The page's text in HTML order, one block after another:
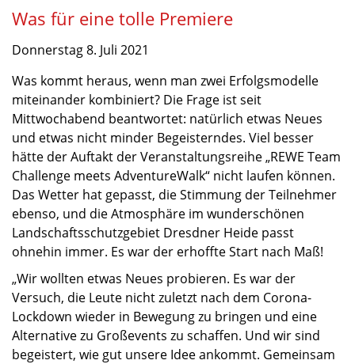
Was für eine tolle Premiere
Donnerstag 8. Juli 2021
Was kommt heraus, wenn man zwei Erfolgsmodelle
miteinander kombiniert? Die Frage ist seit
Mittwochabend beantwortet: natürlich etwas Neues
und etwas nicht minder Begeisterndes. Viel besser
hätte der Auftakt der Veranstaltungsreihe „REWE Team
Challenge meets AdventureWalk“ nicht laufen können.
Das Wetter hat gepasst, die Stimmung der Teilnehmer
ebenso, und die Atmosphäre im wunderschönen
Landschaftsschutzgebiet Dresdner Heide passt
ohnehin immer. Es war der erhoffte Start nach Maß!
„Wir wollten etwas Neues probieren. Es war der
Versuch, die Leute nicht zuletzt nach dem Corona-
Lockdown wieder in Bewegung zu bringen und eine
Alternative zu Großevents zu schaffen. Und wir sind
begeistert, wie gut unsere Idee ankommt. Gemeinsam